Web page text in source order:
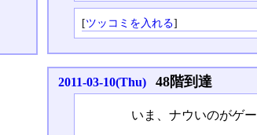
[ツッコミを入れる]
2011-03-10(Thu) 48階到達
いま、ナウいのがゲ